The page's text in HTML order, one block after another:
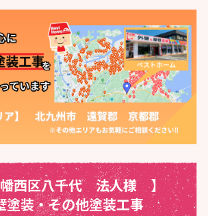
西区八千代 法人様】
塗装・その他塗装工事